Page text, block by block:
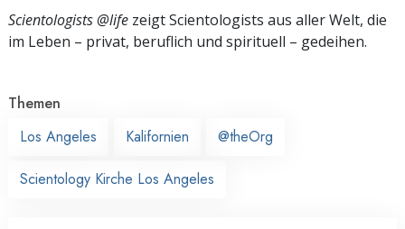
Scientologists @life zeigt Scientologists aus aller Welt, die
im Leben – privat, beruflich und spirituell – gedeihen.
Themen
Los Angeles
Kalifornien @theOrg
Scientology Kirche Los Angeles